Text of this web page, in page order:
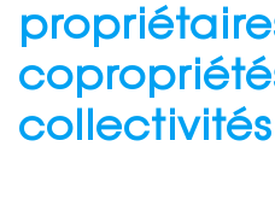
collectivités